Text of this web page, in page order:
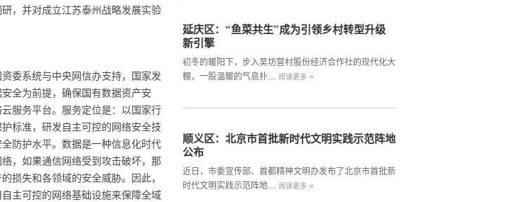
，并对成立江苏泰州战略发展实验
委系统与中央网信办支持，国家发
全为前提，确保国有数据资产安
服务平台。服务定位是：以国家行
标准，研发自主可控的网络安全技
防护水平。数据是一种信息化时代
，如果通信网络受到攻击破坏，那
损失和各领域的安全威胁。因此，
主可控的网络基础设施来保障全域
延庆区：“鱼菜共生”成为引领乡村转型升级
新引擎
初冬的暖阳下，步入吴坊营村股份经济合作社的现代化大
棚，一股温暖的气息扑…
阅读更多 »
顺义区：北京市首批新时代文明实践示范阵地
公布
近日，市委宣传部、首都精神文明办发布了北京市首批新
时代文明实践示范阵地…
阅读更多 »